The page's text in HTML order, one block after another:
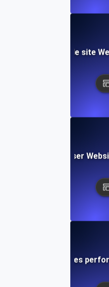
Test de vitesse de site
Fast, In-Browser
d'optimisation des